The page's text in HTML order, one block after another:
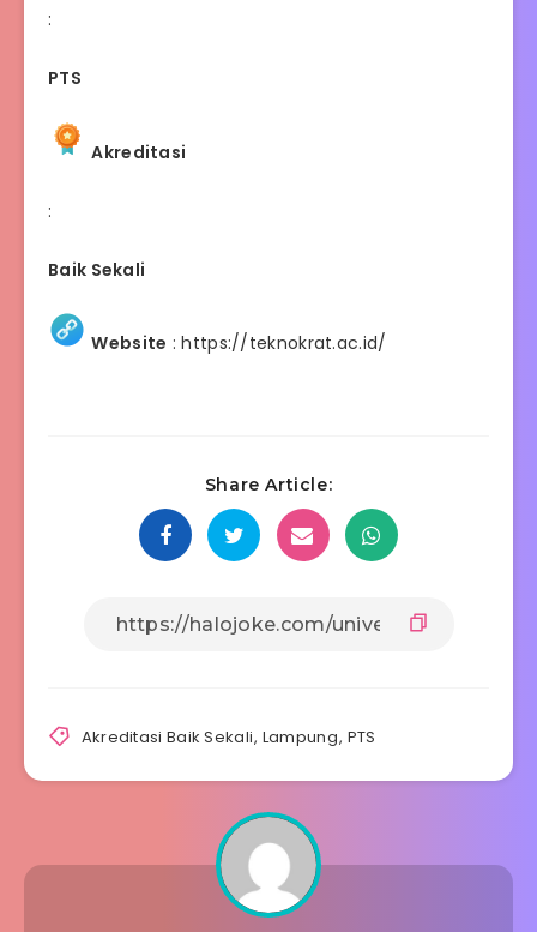
:
PTS
Akreditasi
:
Baik Sekali
Website :https://teknokrat.ac.id/
Share Article:
Akreditasi Baik Sekali, Lampung, PTS